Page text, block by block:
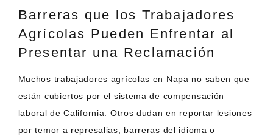
Barreras que los Trabajadores
Agrícolas Pueden Enfrentar al
Presentar una Reclamación
Muchos trabajadores agrícolas en Napa no saben que
están cubiertos por el sistema de compensación
laboral de California. Otros dudan en reportar lesiones
por temor a represalias, barreras del idioma o